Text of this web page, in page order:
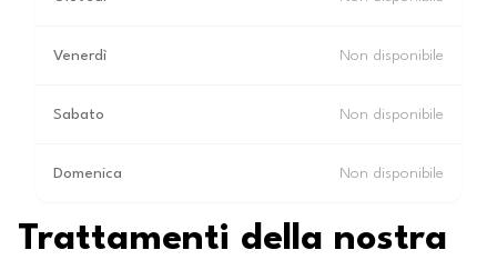
Venerdì Non disponibile
Sabato Non disponibile
Domenica Non disponibile
Trattamenti della nostra